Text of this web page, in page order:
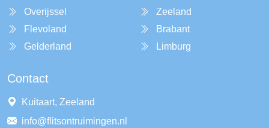
Overijssel
Flevoland
Gelderland
Zeeland
Brabant
Limburg
Contact
Kuitaart, Zeeland
info@flitsontruimingen.nl